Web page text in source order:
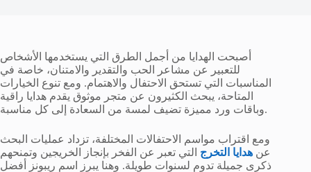
أصبحت الهدايا من أجمل الطرق التي يستخدمها الأشخاص
للتعبير عن مشاعر الحب والتقدير والامتنان، خاصة في
المناسبات التي تستحق الاحتفال والاهتمام. ومع تنوع الخيارات
المتاحة، يبحث الكثيرون عن متجر موثوق يقدم هدايا راقية
وباقات ورد مميزة تضيف لمسة من السعادة إلى كل مناسبة.
ومع اقتراب مواسم الاحتفالات المختلفة، تزداد عمليات البحث
عن هدايا التخرج التي تعبر عن الفخر بإنجاز الخريجين وتمنحهم
ذكرى جميلة تدوم لسنوات طويلة. وهنا يبرز اسم ريبونز أفضل